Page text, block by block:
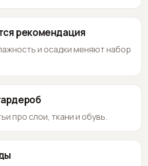
рекомендация
и осадки меняют набор
про слои, ткани и обувь.